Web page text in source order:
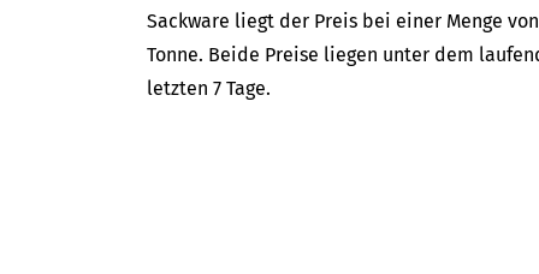
Sackware liegt der Preis bei einer Menge
Tonne. Beide Preise liegen unter dem
letzten 7 Tage.